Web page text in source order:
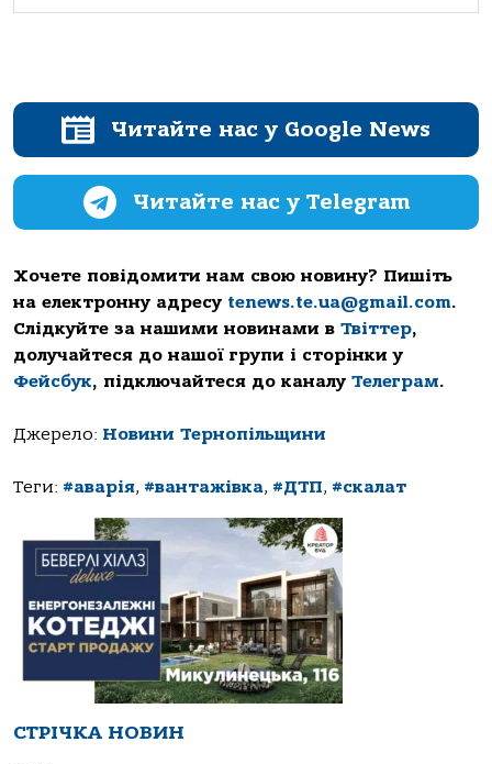
Читайте нас у Google News
Читайте нас у Telegram
Хочете повідомити нам свою новину? Пишіть
на електронну адресу tenews.te.ua@gmail.com.
Слідкуйте за нашими новинами в Твіттер,
долучайтеся до нашої групи і сторінки у
Фейсбук, підключайтеся до каналу Телеграм.
Джерело: Новини Тернопільщини
Теги: #аварія, #вантажівка, #ДТП, #скалат
СТРІЧКА НОВИН